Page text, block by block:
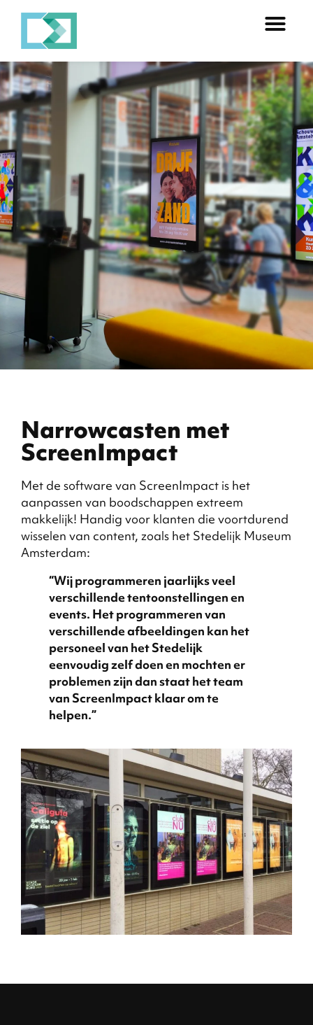
Narrowcasten met
ScreenImpact
Met de software van ScreenImpact is het
aanpassen van boodschappen extreem
makkelijk! Handig voor klanten die voortdurend
wisselen van content, zoals het Stedelijk Museum
Amsterdam:
“Wij programmeren jaarlijks veel
verschillende tentoonstellingen en
events. Het programmeren van
verschillende afbeeldingen kan het
personeel van het Stedelijk
eenvoudig zelf doen en mochten er
problemen zijn dan staat het team
van ScreenImpact klaar om te
helpen.”